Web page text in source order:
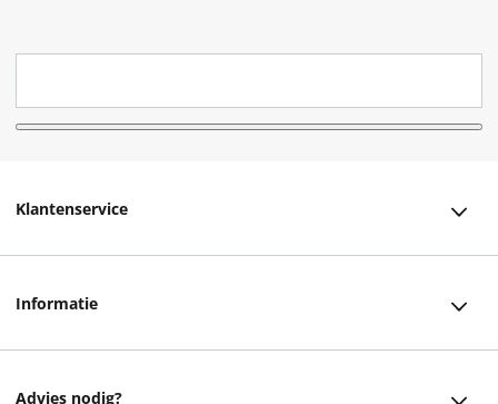
Klantenservice
Informatie
Advies nodig?